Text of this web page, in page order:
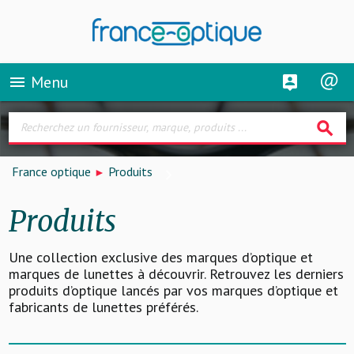
menu Menu
search
France optique Produits
Produits
Une collection exclusive des marques d’optique et
marques de lunettes à découvrir. Retrouvez les derniers
produits d’optique lancés par vos marques d’optique et
fabricants de lunettes préférés.